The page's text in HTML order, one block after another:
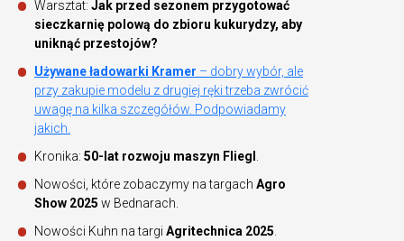
Warsztat: Jak przed sezonem przygotować
sieczkarnię polową do zbioru kukurydzy, aby
uniknąć przestojów?
Używane ładowarki Kramer – dobry wybór, ale
przy zakupie modelu z drugiej ręki trzeba zwrócić
uwagę na kilka szczegółów. Podpowiadamy
jakich.
Kronika: 50-lat rozwoju maszyn Fliegl
Nowości, które zobaczymy na targach Agro
Show 2025 w Bednarach.
Nowości Kuhn na targi Agritechnica 2025